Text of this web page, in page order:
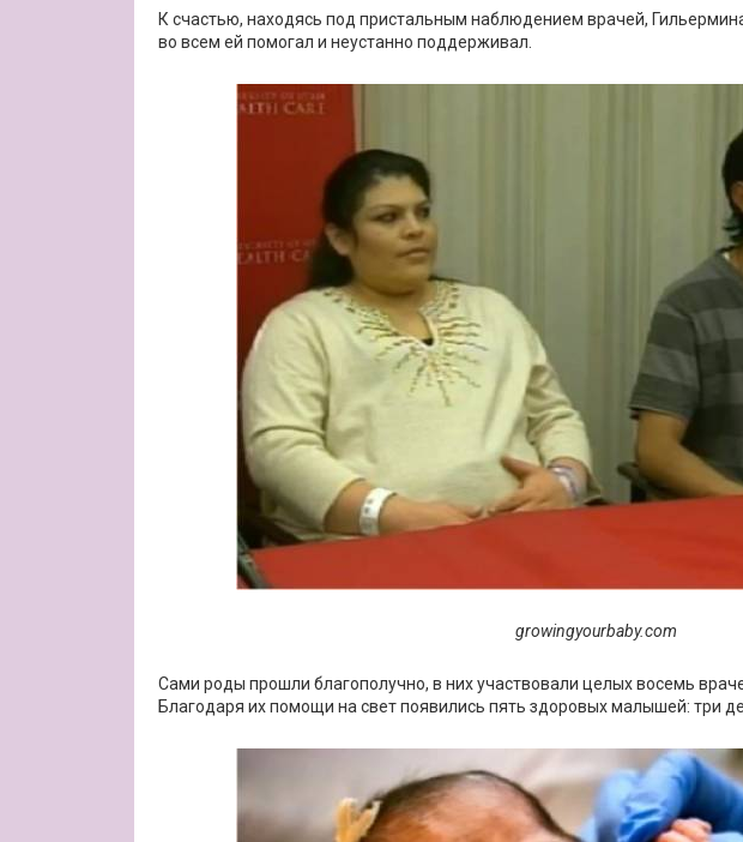
К счастью, находясь под пристальным наблюдением врачей,
во всем ей помогал и неустанно поддерживал.
growingyourbaby.com
Сами роды прошли благополучно, в них участвовали целых восемь
Благодаря их помощи на свет появились пять здоровых малышей: три